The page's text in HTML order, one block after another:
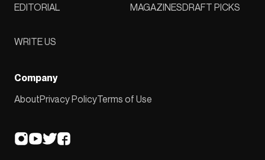
EDITORIAL
MAGAZINESDRAFT PICKS
WRITE US
Company
AboutPrivacy PolicyTerms of Use